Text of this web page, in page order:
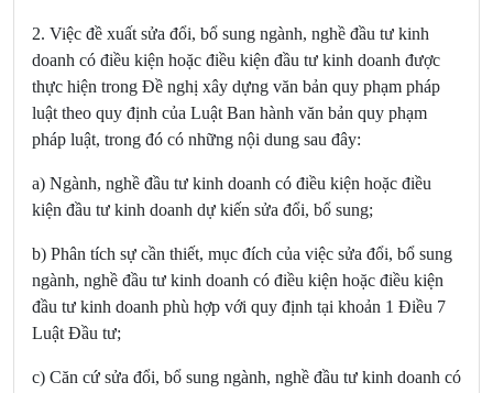
2. Việc đề xuất sửa đổi, bổ sung ngành, nghề đầu tư kinh
doanh có điều kiện hoặc điều kiện đầu tư kinh doanh được
thực hiện trong Đề nghị xây dựng văn bản quy phạm pháp
luật theo quy định của Luật Ban hành văn bản quy phạm
pháp luật, trong đó có những nội dung sau đây:
a) Ngành, nghề đầu tư kinh doanh có điều kiện hoặc điều
kiện đầu tư kinh doanh dự kiến sửa đổi, bổ sung;
b) Phân tích sự cần thiết, mục đích của việc sửa đổi, bổ sung
ngành, nghề đầu tư kinh doanh có điều kiện hoặc điều kiện
đầu tư kinh doanh phù hợp với quy định tại khoản 1 Điều 7
Luật Đầu tư;
c) Căn cứ sửa đổi, bổ sung ngành, nghề đầu tư kinh doanh có